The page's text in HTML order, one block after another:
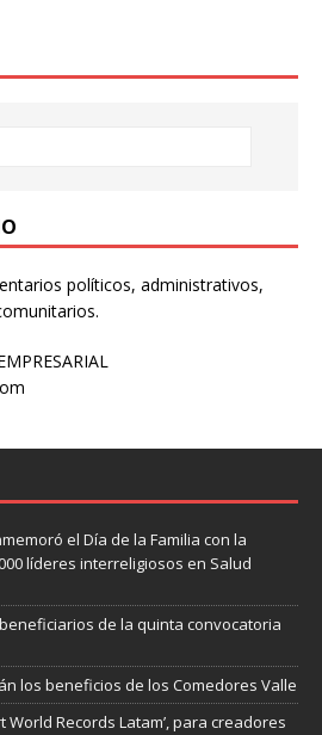
políticos, administrativos,
el Día de la Familia con la
líderes interreligiosos en Salud
de la quinta convocatoria
los beneficios de los Comedores Valle
World Records Latam’, para creadores